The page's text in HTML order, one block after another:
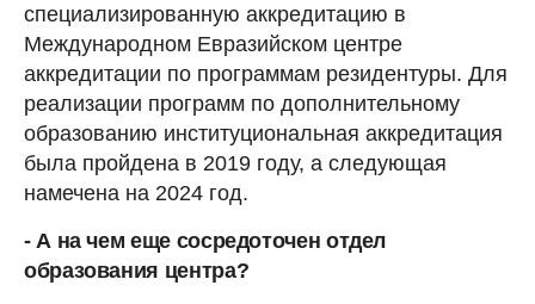
специализированную аккредитацию в
Международном Евразийском центре
аккредитации по программам резидентуры. Для
реализации программ по дополнительному
образованию институциональная аккредитация
была пройдена в 2019 году, а следующая
намечена на 2024 год.
- А на чем еще сосредоточен отдел
образования центра?